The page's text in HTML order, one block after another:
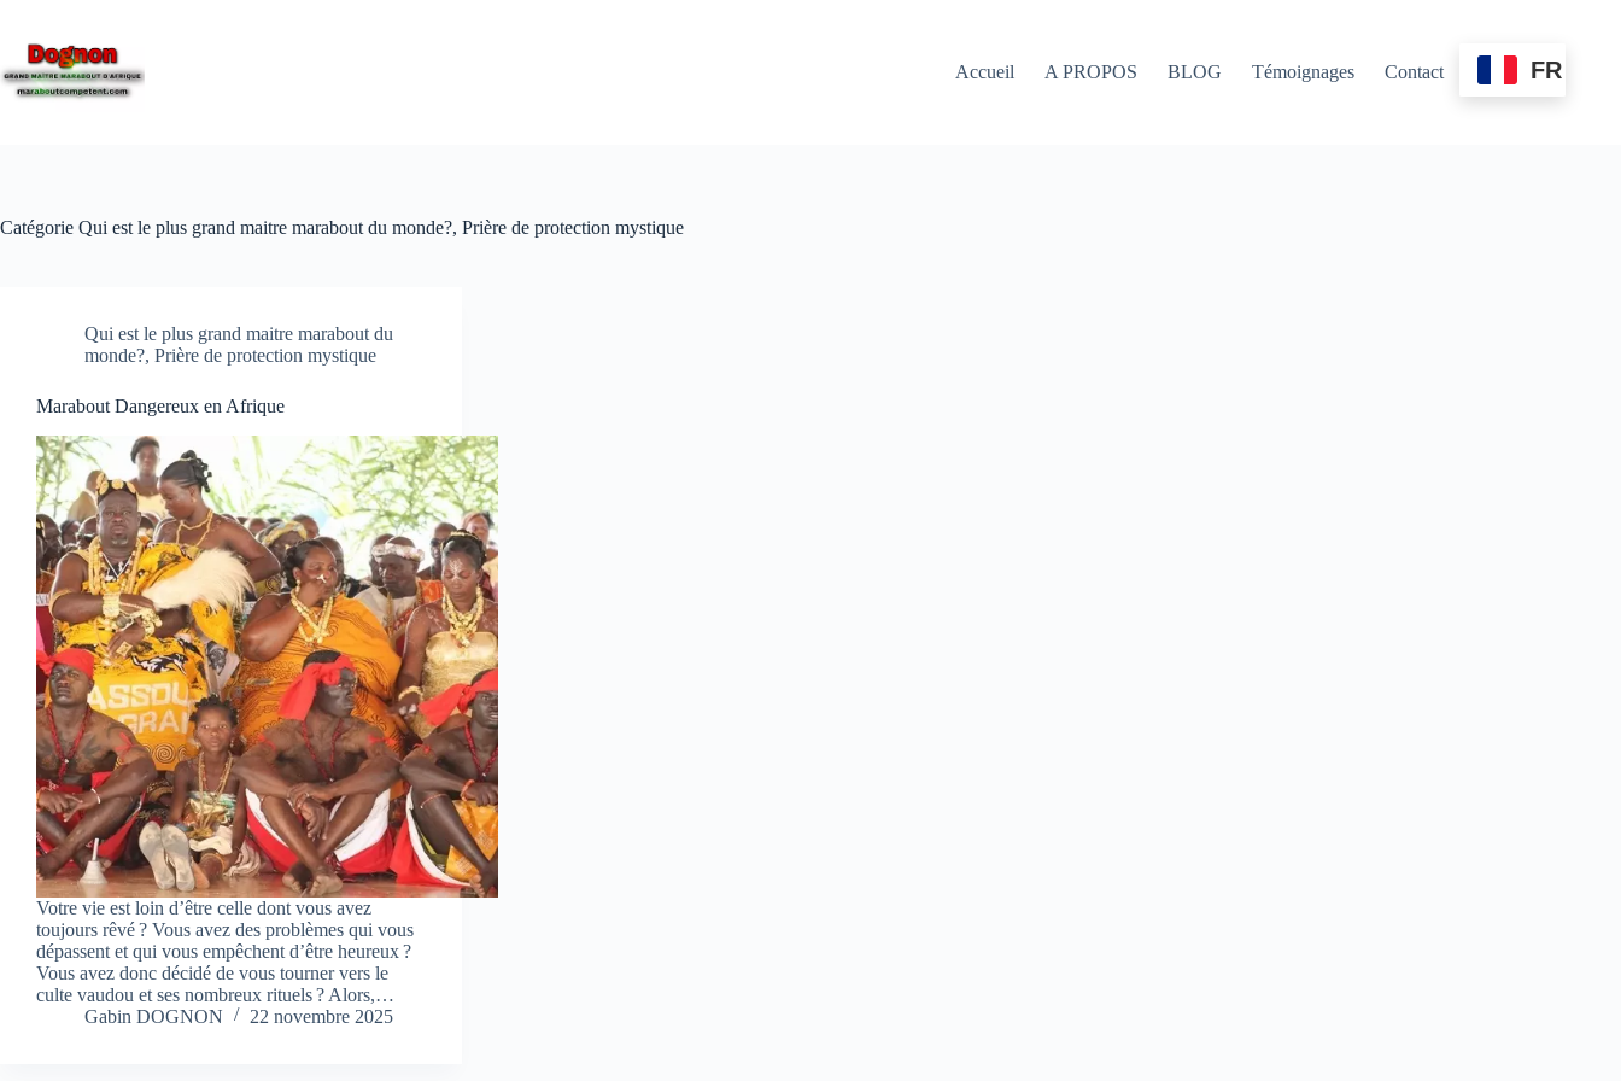
Accueil A PROPOS BLOG Témoignages Contact FR
Catégorie Qui est le plus grand maitre marabout du monde?, Prière de protection mystique
Qui est le plus grand maitre marabout du
monde?, Prière de protection mystique
Marabout Dangereux en Afrique
Votre vie est loin d’être celle dont vous avez
toujours rêvé ? Vous avez des problèmes qui vous
dépassent et qui vous empêchent d’être heureux ?
Vous avez donc décidé de vous tourner vers le
culte vaudou et ses nombreux rituels ? Alors,…
Gabin DOGNON
22 novembre 2025